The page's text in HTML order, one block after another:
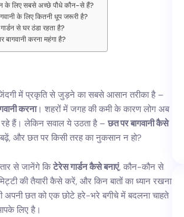
के लिए सबसे अच्छे पौधे कौन-से हैं?
के लिए कितनी धूप जरूरी है?
से घर ठंडा रहता है?
बागवानी करना महंगा है?
में प्रकृति से जुड़ने का सबसे आसान तरीका है –
करना। शहरों में जगह की कमी के कारण लोग अब
हैं। लेकिन सवाल ये उठता है – छत पर बागवानी कैसे
और छत पर किसी तरह का नुकसान न हो?
से जानेंगे किटेरेस गार्डन कैसे बनाएं, कौन-कौन से
की तैयारी कैसे करें, और किन बातों का ध्यान रखना
छत को एक छोटे हरे-भरे बगीचे में बदलना चाहते
लिए है।